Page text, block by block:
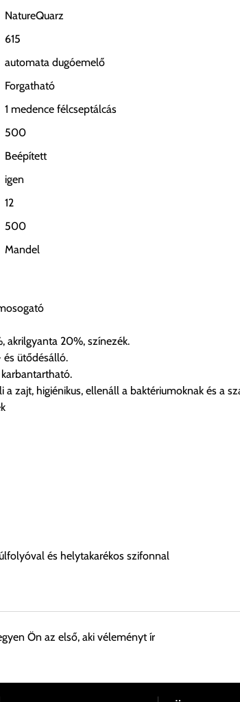
NatureQuarz
615
automata dugóemelő
Forgatható
1 medence félcseptálcás
500
Beépített
igen
12
500
Mandel
akrilgyanta 20%, színezék.
és ütődésálló.
zajt, higiénikus, ellenáll a baktériumoknak és a
és helytakarékos szifonnal
követően ingyenesen átvenni Budapesti
Ön az első, aki véleményt ír